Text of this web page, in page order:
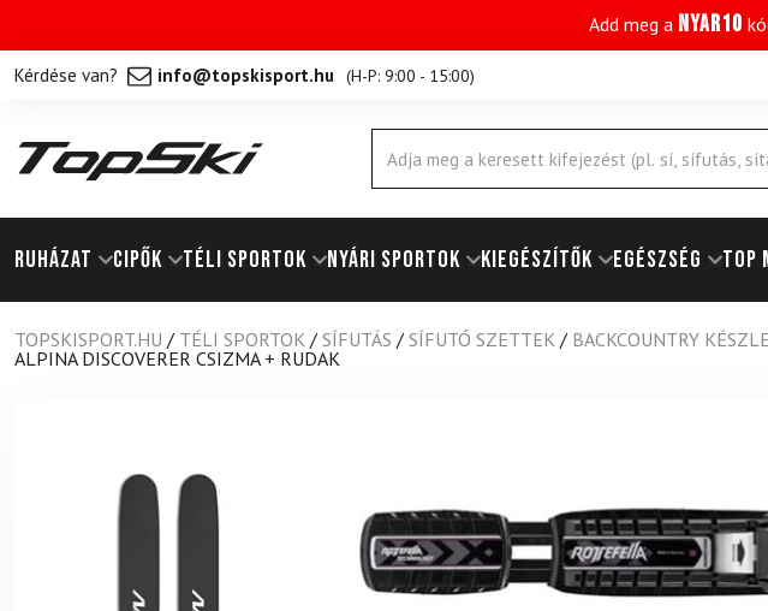
Add meg a NYAR10
Kérdése van? info@topskisport.hu (H-P: 9:00 - 15:00)
Products
search
RUHÁZAT Cipők TÉLI SPORTOK NYÁRI SPORTOK KIEGÉSZÍTŐK EGÉSZSÉG Top
TOPSKISPORT.HU / TÉLI SPORTOK / SÍFUTÁS / SÍFUTÓ SZETTEK / BACKCOUNTRY
ALPINA DISCOVERER CSIZMA + RUDAK